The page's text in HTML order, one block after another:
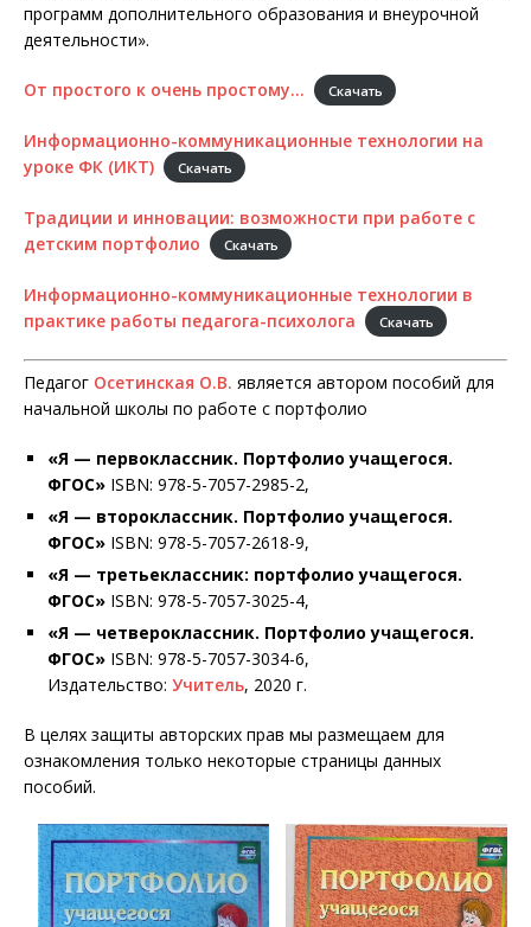
программ дополнительного образования и внеурочной
деятельности».
От простого к очень простому… Скачать
Информационно-коммуникационные технологии на
уроке ФК (ИКТ)
Скачать
Традиции и инновации: возможности при работе с
детским портфолио
Скачать
Информационно-коммуникационные технологии в
практике работы педагога-психолога
Скачать
Педагог Осетинская О.В. является автором пособий для
начальной школы по работе с портфолио
«Я — первоклассник. Портфолио учащегося.
ФГОС» ISBN: 978-5-7057-2985-2,
«Я — второклассник. Портфолио учащегося.
ФГОС» ISBN: 978-5-7057-2618-9,
«Я — третьеклассник: портфолио учащегося.
ФГОС» ISBN: 978-5-7057-3025-4,
«Я — четвероклассник. Портфолио учащегося.
ФГОС» ISBN: 978-5-7057-3034-6,
Издательство: Учитель, 2020 г.
В целях защиты авторских прав мы размещаем для
ознакомления только некоторые страницы данных
пособий.